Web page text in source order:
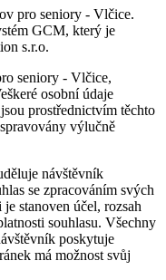
pro seniory - Vlčice.
GCM, který je
s.r.o.
seniory - Vlčice,
osobní údaje
prostřednictvím těchto
výlučně
návštěvník
se zpracováním svých
stanoven účel, rozsah
souhlasu. Všechny
poskytuje
má možnost svůj